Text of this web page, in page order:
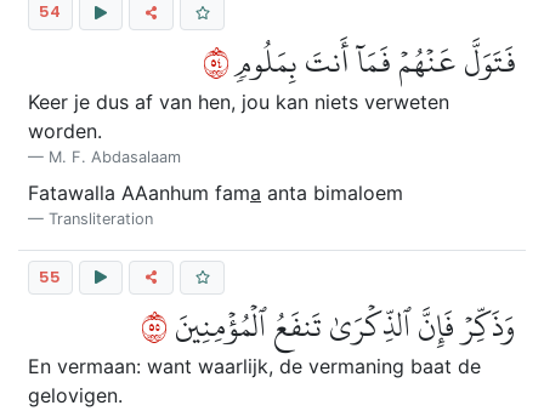
54
فَتَوَلَّ عَنۡهُمۡ فَمَآ أَنتَ بِمَلُومٖ٤٥
Keer je dus af van hen, jou kan niets verweten
worden.
M. F. Abdasalaam
Fatawalla AAanhum fama anta bimaloem
Transliteration
55
وَذَكِّرۡ فَإِنَّ ٱلذِّكۡرَىٰ تَنفَعُ ٱلۡمُؤۡمِنِينَ٥٥
En vermaan: want waarlijk, de vermaning baat de
gelovigen.